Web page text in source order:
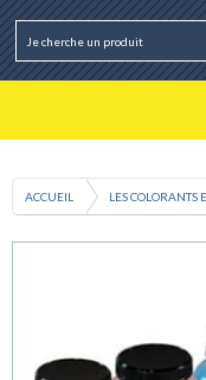
ACCUEIL LES COLORANTS